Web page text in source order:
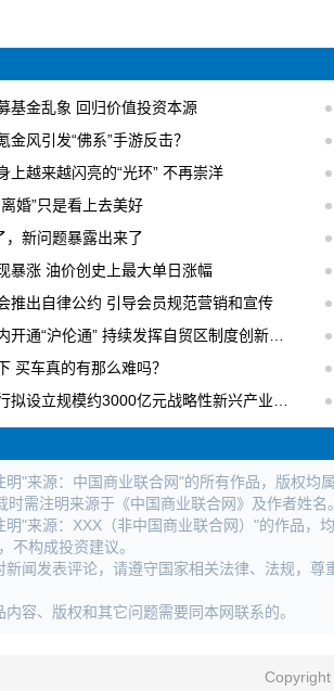
基金乱象 回归价值投资本源
金风引发“佛系”手游反击？
上越来越闪亮的“光环” 不再崇洋
婚”只是看上去美好
，新问题暴露出来了
暴涨 油价创史上最大单日涨幅
推出自律公约 引导会员规范营销和宣传
开通“沪伦通” 持续发挥自贸区制度创新优势
买车真的有那么难吗？
设立规模约3000亿元战略性新兴产业发展基金
明"来源：中国商业联合网"的所有作品，版权
时需注明来源于《中国商业联合网》及作者姓名
明"来源：XXX（非中国商业联合网）"的作品
不构成投资建议。
新闻发表评论，请遵守国家相关法律、法规，
内容、版权和其它问题需要同本网联系的。